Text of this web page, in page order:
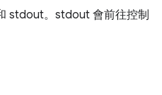
stdout。stdout 會前往控制